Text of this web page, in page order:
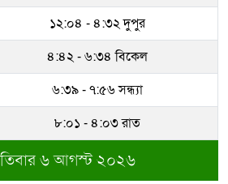
‎বাগেরহাটে একই পরিবারের তিনজনের
গলিত মরদেহ উদ্ধার
ধরাকে সরা জ্ঞান করেন উমেদার রানা
সম্পদের পাহাড় গড়েছেন নকল নবিশ
আতাউর রহমান
অবশেষে বরখাস্ত রাজউকের শফিউল্লাহ
১২:০৪ - ৪:৩২ দুপুর
৪:৪২ - ৬:৩৪ বিকেল
৬:৩৯ - ৭:৫৬ সন্ধ্যা
৮:০১ - ৪:০৩ রাত
৬ আগস্ট ২০২৬